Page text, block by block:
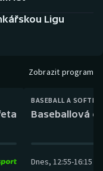
Ligu
Zobrazit program
BASEBALL A
Baseballová
Dnes, 12:55-16:15